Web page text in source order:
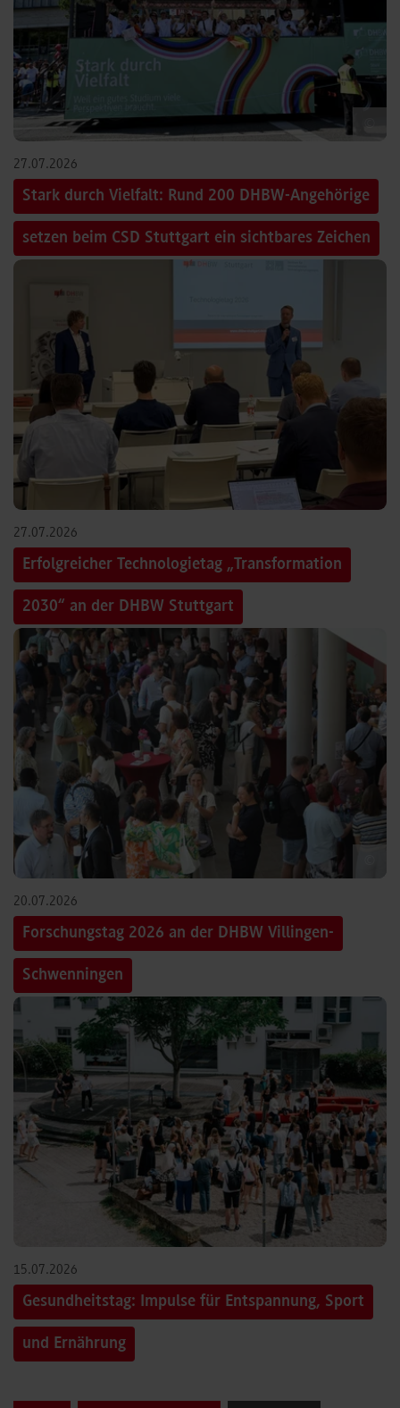
27.07.2026
Stark durch Vielfalt: Rund 200 DHBW-Angehörige
setzen beim CSD Stuttgart ein sichtbares Zeichen
27.07.2026
Erfolgreicher Technologietag „Transformation
2030“ an der DHBW Stuttgart
20.07.2026
Forschungstag 2026 an der DHBW Villingen-
Schwenningen
15.07.2026
Gesundheitstag: Impulse für Entspannung, Sport
und Ernährung